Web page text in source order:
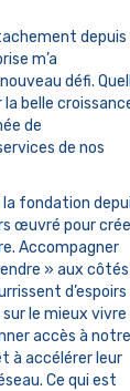
depuis
m’a
défi.
belle
de
de nos
la fondation
œuvré pour
Accompagner
» aux côtés
d’espoirs
sur le mieux vivre
accès à notre
à accélérer leur
Ce qui est